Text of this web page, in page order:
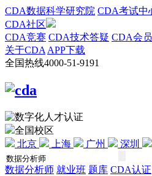
CDA数据科学研究院 CDA考试中
CDA社区
CDA竞赛 CDA技术答疑 CDA会员
关于CDA APP下载
全国热线4000-51-9191
全国校区
北京
上海 广州 深圳
数据分析师 就业班 题库 CDA认证